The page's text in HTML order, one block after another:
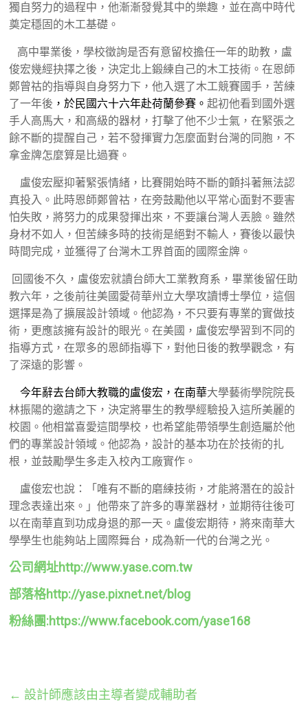
獨自努力的過程中，他漸漸發覺其中的樂趣，並在高中時代
奠定穩固的木工基礎。
高中畢業後，學校徵詢是否有意留校擔任一年的助教，盧
俊宏幾經抉擇之後，決定北上鍛練自己的木工技術。在恩師
鄭曾祜的指導與自身努力下，他入選了木工競賽國手，苦練
了一年後 ，於民國六十六年赴荷蘭參賽。起初他看到國外選
手人高馬大，和高級的器材，打擊了他不少士氣，在緊張之
餘不斷的提醒自己，若不發揮實力怎麼面對台灣的同胞，不
拿金牌怎麼算是比過賽。
盧俊宏壓抑著緊張情緒，比賽開始時不斷的顫抖著無法認
真投入。此時恩師鄭曾祜，在旁鼓勵他以平常心面對不要害
怕失敗，將努力的成果發揮出來，不要讓台灣人丟臉。雖然
身材不如人，但苦練多時的技術是絕對不輸人，賽後以最快
時間完成，並獲得了台灣木工界首面的國際金牌。
回國後不久，盧俊宏就讀台師大工業教育系，畢業後留任助
教六年， 之後前往美國愛荷華州立大學攻讀博士學位，這個
選擇是為了擴展設計領域。他認為，不只要有專業的實做技
術，更應該擁有設計的眼光。在美國，盧俊宏學習到不同的
指導方式，在眾多的恩師指導下，對他日後的教學觀念，有
了深遠的影響。
今年辭去台師大教職的盧俊宏，在南華大學藝術學院院長
林振陽的邀請之下，決定將畢生的教學經驗投入這所美麗的
校園。他相當喜愛這間學校，也希望能帶領學生創造屬於他
們的專業設計領域。他認為，設計的基本功在於技術的扎
根，並鼓勵學生多走入校內工廠實作。
盧俊宏也說：「唯有不斷的磨練技術，才能將潛在的設計
理念表達出來。」他帶來了許多的專業器材，並期待往後可
以在南華直到功成身退的那一天。盧俊宏期待，將來南華大
學學生也能夠站上國際舞台，成為新一代的台灣之光。
公司網址http://www.yase.com.tw
部落格http://yase.pixnet.net/blog
粉絲團:https://www.facebook.com/yase168
← 設計師應該由主導者變成輔助者